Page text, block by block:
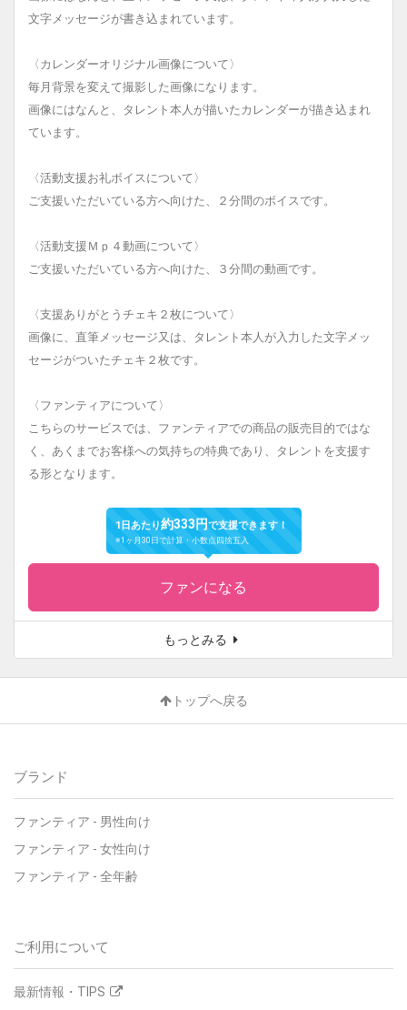
文字メッセージが書き込まれています。
〈カレンダーオリジナル画像について〉
毎月背景を変えて撮影した画像になります。
画像にはなんと、タレント本人が描いたカレンダーが描き込まれ
ています。
〈活動支援お礼ボイスについて〉
ご支援いただいている方へ向けた、２分間のボイスです。
〈活動支援Ｍｐ４動画について〉
ご支援いただいている方へ向けた、３分間の動画です。
〈支援ありがとうチェキ２枚について〉
画像に、直筆メッセージ又は、タレント本人が入力した文字メッ
セージがついたチェキ２枚です。
〈ファンティアについて〉
こちらのサービスでは、ファンティアでの商品の販売目的ではな
く、あくまでお客様への気持ちの特典であり、タレントを支援す
る形となります。
1日あたり約333円で支援できます！
※1ヶ月30日で計算・小数点四捨五入
ファンになる
もっとみる
トップへ戻る
ブランド
ファンティア - 男性向け
ファンティア - 女性向け
ファンティア - 全年齢
ご利用について
最新情報・TIPS